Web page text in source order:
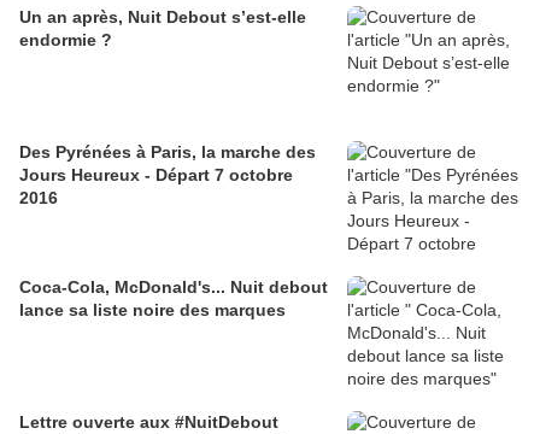
Un an après, Nuit Debout s’est-elle
endormie ?
Des Pyrénées à Paris, la marche des
Jours Heureux - Départ 7 octobre
2016
Coca-Cola, McDonald's... Nuit debout
lance sa liste noire des marques
Lettre ouverte aux #NuitDebout